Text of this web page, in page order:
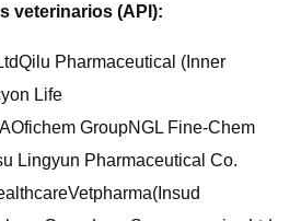
veterinarios (API):
Pharmaceutical (Inner
Life
GroupNGL Fine-Chem
Lingyun Pharmaceutical Co.